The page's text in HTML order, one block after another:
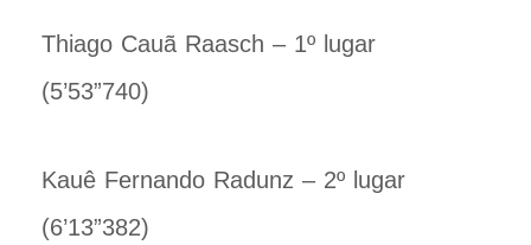
Thiago Cauã Raasch – 1º lugar
(5’53”740)
Kauê Fernando Radunz – 2º lugar
(6’13”382)